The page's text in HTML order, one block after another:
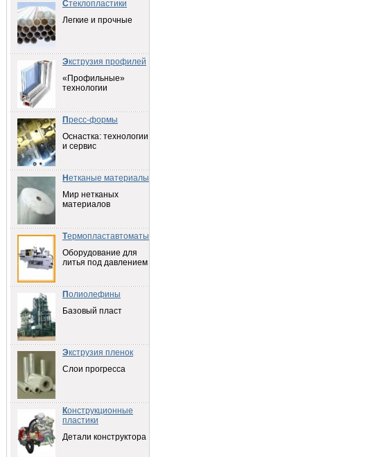
Стеклопластики
Легкие и прочные
Экструзия профилей
«Профильные»
технологии
Пресс-формы
Оснастка: технологии
и сервис
Н етканые материалы
Мир нетканых
материалов
Термопластавтоматы
Оборудование для
литья под давлением
Полиолефины
Базовый пласт
Экструзия пленок
Слои прогресса
Конструкционные
пластики
Детали конструктора